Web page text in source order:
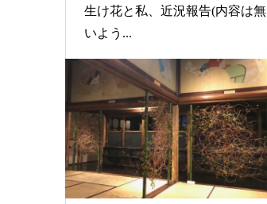
生け花と私、近況報告(内容は無
いよう...